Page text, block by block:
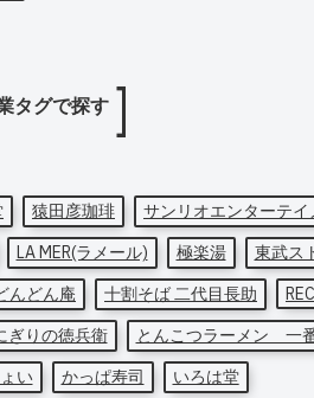
タグで探す
猿田彦珈琲 サンリオエンターテイ
LA MER(ラメール) 極楽湯 東武ス
んどん庵 十割そば 二代目長助
ぎりの徳兵衛 とんこつラーメン 一
い かっぱ寿司 いろは堂